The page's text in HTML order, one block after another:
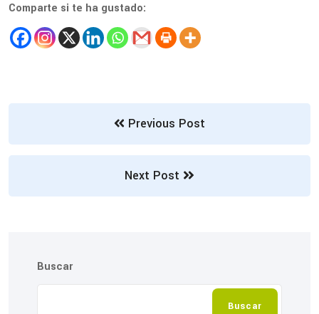
Comparte si te ha gustado:
Previous Post
Next Post
Buscar
Buscar